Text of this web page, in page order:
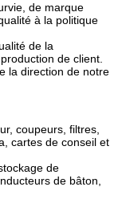
de marque
à la politique
de la
de client.
la direction de notre
coupeurs, filtres,
cartes de conseil et
de
de bâton,